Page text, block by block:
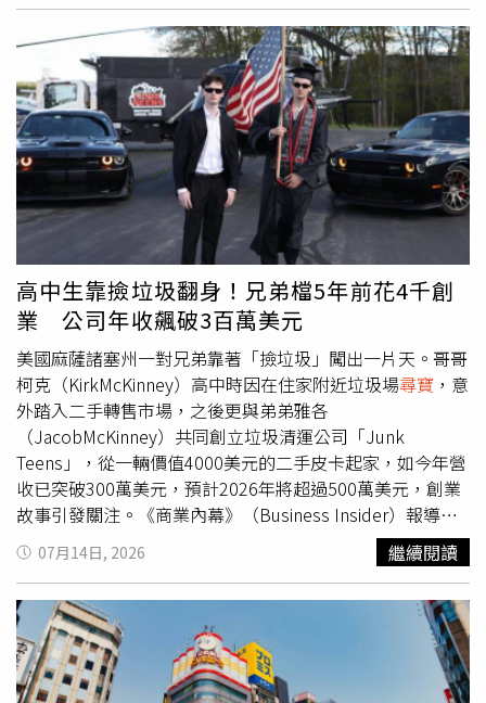
任務，即可換取精美贈品。「中信60公益足跡—愛的尋寶之
旅」特展即日起至今年10月12日止，於中國信託金融園區A
棟1樓展出，開放20人以上親子團體及學校預約平日導覽。
更多展覽及活動資訊，請至「中國信託文薈館CTBC
Museum」Facebook粉絲專頁及中國信託文薈館官網查
詢。
惠，以及極具彈性退貨政策的加持，確實為顧客提供了極佳
的購物保障與實惠選擇。然而，拉姆齊引述一項統計數據指
出，美國民眾平均每月在無計畫的衝動購物上花費是150美
元（約新台幣4884元），一年下來就要1800美元（新台幣
58000元）；若將此習慣延續一生，總衝動消費金額將累積
超過10萬美元（約新台幣351萬元），意外變成許多家庭財
務流失的隱形缺口。拉姆齊指出，這種衝動購物的行為往往
源自多種心理與現實因素，有時是為了宣洩壓力的「零售療
癒」，有時則是因為無法抗拒降價折扣的誘惑。對於許多家
庭而言，此類非預期開支已造成嚴重的財務負擔；數據顯
示，僅 41% 的民眾有足夠積蓄應付1000美元（約新台幣
32000 元）的突發開支，更有近四分之一的家庭過著月光族
生活，平均信用卡債務達6595美元（約新台幣214000
元）。好市多之所以容易引發衝動購物，拉姆齊分析，主要
歸因於其獨特的商業策略，賣場刻意頻繁更換商品庫存並導
入新穎產品，且走道標示相對隱密，迫使顧客必須繞行逛街
以尋找目標商品。這種宛如「尋寶」的購物體驗，大幅增加
了消費者發現新奇商品，並臨時加入購物車的機會。好市多
官方營運數據也證實了這項策略的顯著效果，好市多執行長
瓦克里斯（RonVachris）曾公開透露，許多顧客原本計畫花
費100美元（約新台幣3200元），最後結帳時卻往往消費了
300美元（約新台幣9600元）。全球平均每筆交易金額的顯
著成長，雖然帶動了企業營收，卻也直接加重了消費者的財
務負擔。針對此項消費陷阱，拉姆齊建議民眾在前往好市多
等大型賣場時應保持理性，事前編列嚴謹的購物預算並嚴格
執行，同時可以在預算內適度留出一小筆「計畫性娛樂支
出」來滿足購物慾望，或是改以純現金支付來限制額外開
高中生靠撿垃圾翻身！兄弟檔5年前花4千創
業 公司年收飆破3百萬美元
美國麻薩諸塞州一對兄弟靠著「撿垃圾」闖出一片天。哥哥
柯克（KirkMcKinney）高中時因在住家附近垃圾場尋寶 ，意
外踏入二手轉售市場，之後更與弟弟雅各
（JacobMcKinney）共同創立垃圾清運公司「Junk
Teens」，從一輛價值4000美元的二手皮卡起家，如今年營
收已突破300萬美元，預計2026年將超過500萬美元，創業
故事引發關注。《商業內幕》（Business Insider）報導，
柯克接受採訪時表示，自己約6年前騎腳踏車經過住家附近
一處垃圾場，發現裡頭除了廢棄家具外，還有不少狀況良好
的音響和電子產品。當時他向工作人員詢問是否能帶走一對
幾乎全新的喇叭，對方爽快答應，也開啟他「垃圾變黃金」
的創業契機。當時仍是高中生的柯克，之後經常到垃圾場尋
找可再利用的物品，並在房間打造出一套大型音響設備，音
量甚至大到整棟房子都會震動。他笑說，媽媽最後受不了，
07月14日, 2026 繼續閱讀